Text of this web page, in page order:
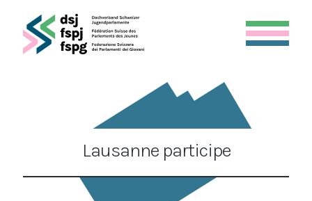
Lausanne participe